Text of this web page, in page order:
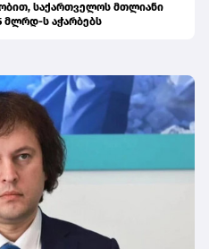
საქართველოს მთლიანი
მლრდ-ს აჭარბებს